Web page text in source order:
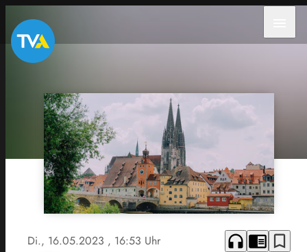
Di., 16.05.2023 , 16:53 Uhr headphones chrome_reader_mode bookmark_border